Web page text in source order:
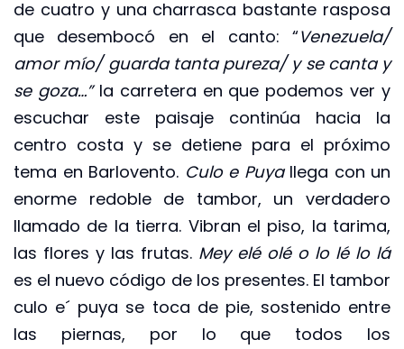
de cuatro y una charrasca bastante rasposa
que desembocó en el canto: “Venezuela/
amor mío/ guarda tanta pureza/ y se canta y
se goza…” la carretera en que podemos ver y
escuchar este paisaje continúa hacia la
centro costa y se detiene para el próximo
tema en Barlovento. Culo e Puya llega con un
enorme redoble de tambor, un verdadero
llamado de la tierra. Vibran el piso, la tarima,
las flores y las frutas. Mey elé olé o lo lé lo lá
es el nuevo código de los presentes. El tambor
culo e´ puya se toca de pie, sostenido entre
las piernas, por lo que todos los